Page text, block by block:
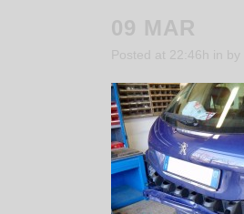
09 MAR
Posted at 22:46h in by